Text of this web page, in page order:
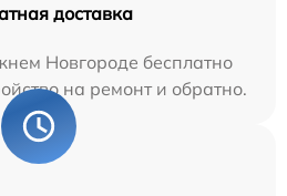
доставка
Новгороде бесплатно
на ремонт и обратно.